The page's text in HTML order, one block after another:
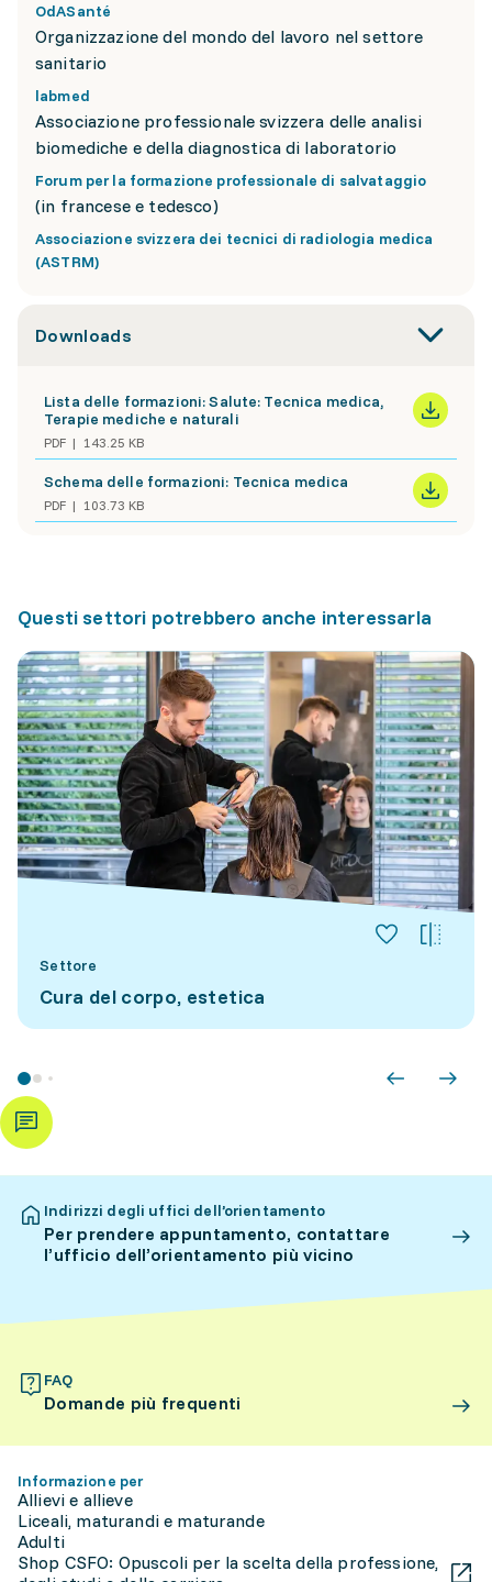
OdASanté
Organizzazione del mondo del lavoro nel settore
sanitario
labmed
Associazione professionale svizzera delle analisi
biomediche e della diagnostica di laboratorio
Forum per la formazione professionale di salvataggio
(in francese e tedesco)
Associazione svizzera dei tecnici di radiologia medica
(ASTRM)
Downloads
Lista delle formazioni: Salute: Tecnica medica,
Terapie mediche e naturali
PDF 143.25 KB
Schema delle formazioni: Tecnica medica
PDF 103.73 KB
Questi settori potrebbero anche interessarla
Settore
Cura del corpo, estetica
Indirizzi degli uffici dell’orientamento
Per prendere appuntamento, contattare
l’ufficio dell’orientamento più vicino
FAQ
Domande più frequenti
Informazione per
Allievi e allieve
Liceali, maturandi e maturande
Adulti
Shop CSFO: Opuscoli per la scelta della professione,